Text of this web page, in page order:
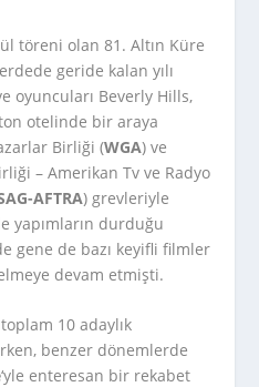
töreni olan 81. Altın Küre
geride kalan yılı
oyuncuları Beverly Hills,
otelinde bir araya
Birliği (WGA) ve
– Amerikan Tv ve Radyo
AFTRA) grevleriyle
yapımların durduğu
gene de bazı keyifli filmler
devam etmişti.
10 adaylık
benzer dönemlerde
‘yle enteresan bir rekabet